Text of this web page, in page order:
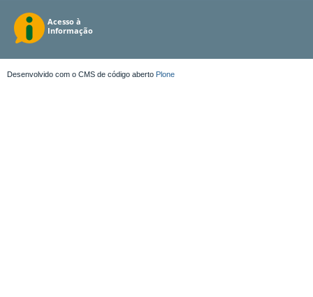
Desenvolvido com o CMS de código aberto Plone